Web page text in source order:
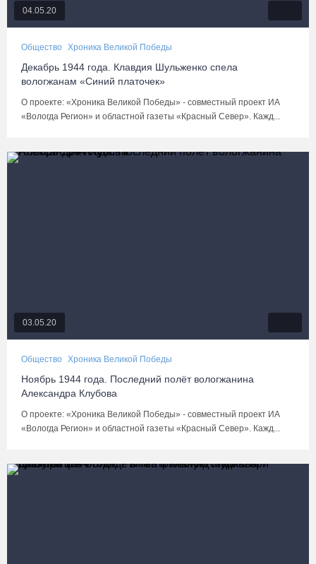
04.05.20
Общество Хроника Великой Победы
Декабрь 1944 года. Клавдия Шульженко спела
вологжанам «Синий платочек»
О проекте: «Хроника Великой Победы» - совместный проект ИА
«Вологда Регион» и областной газеты «Красный Север». Кажд...
03.05.20
Общество Хроника Великой Победы
Ноябрь 1944 года. Последний полёт вологжанина
Александра Клубова
О проекте: «Хроника Великой Победы» - совместный проект ИА
«Вологда Регион» и областной газеты «Красный Север». Кажд...